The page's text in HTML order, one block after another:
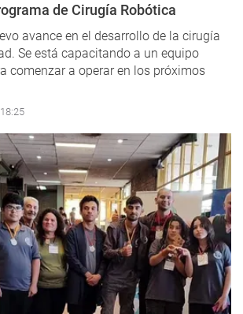
de Cirugía Robótica
avance en el desarrollo de la cirugía
Se está capacitando a un equipo
comenzar a operar en los próximos